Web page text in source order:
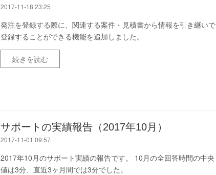
2017-11-18 23:25
発注を登録する際に、関連する案件・見積書から情報を引き継いで
登録することができる機能を追加しました。
続きを読む
サポートの実績報告（2017年10月）
2017-11-01 09:57
2017年10月のサポート実績の報告です。 10月の全回答時間の中央
値は3分、直近3ヶ月間では3分でした。